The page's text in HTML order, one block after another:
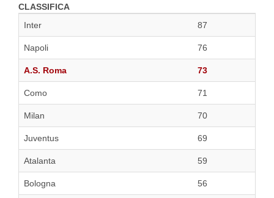
CLASSIFICA
Inter
87
Napoli 76
A.S. Roma 73
Como 71
Milan 70
Juventus 69
Atalanta 59
Bologna 56